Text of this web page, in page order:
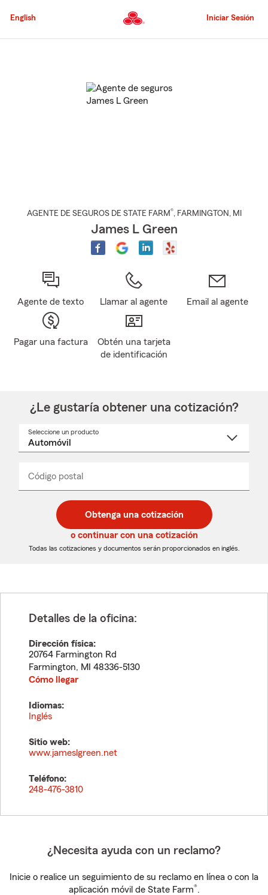
al
principal
English Iniciar Sesión
AGENTE DE SEGUROS DE STATE FARM®, FARMINGTON , MI
James L Green
Agente de texto Llamar al agente Email al agente
Pagar una factura
Obtén una tarjeta
de identificación
¿Le gustaría obtener una cotización?
Seleccione un producto
desplegable
Código postal
de
5
dígitos
de
5
dígitos
_____
Obtenga una cotización
o continuar con una cotización
Todas las cotizaciones y documentos serán proporcionados en inglés.
Detalles de la oficina:
Dirección física:
20764 Farmington Rd
Farmington, MI
48336-5130
Cómo llegar
Idiomas:
Inglés
Sitio web:
www.jameslgreen.net
Teléfono:
248-476-3810
¿Necesita ayuda con un reclamo?
Inicie o realice un seguimiento de su reclamo en línea o con la
aplicación móvil de State Farm®.